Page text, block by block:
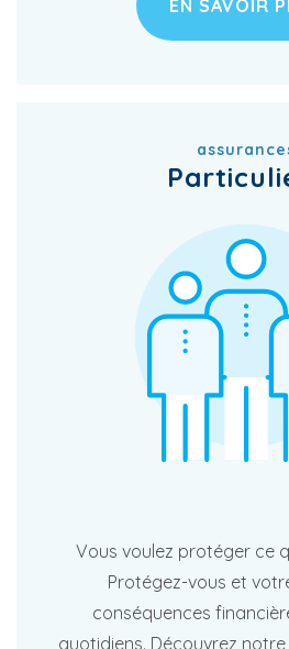
EN SAVOIR
Vous voulez protéger ce
Protégez-vous et
conséquences
quotidiens. Découvrez